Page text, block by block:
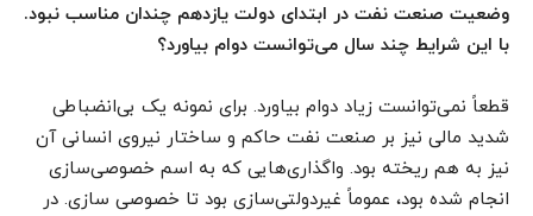
وضعیت صنعت نفت در ابتدای دولت یازدهم چندان مناسب نبود.
با این شرایط چند سال می‌توانست دوام بیاورد؟
قطعاً نمی‌توانست زیاد دوام بیاورد. برای نمونه یک بی‌انضباطی
شدید مالی نیز بر صنعت نفت حاکم و ساختار نیروی انسانی آن
نیز به هم ریخته بود. واگذاری‌هایی که به اسم خصوصی‌سازی
انجام شده بود، عموماً غیردولتی‌سازی بود تا خصوصی سازی. در